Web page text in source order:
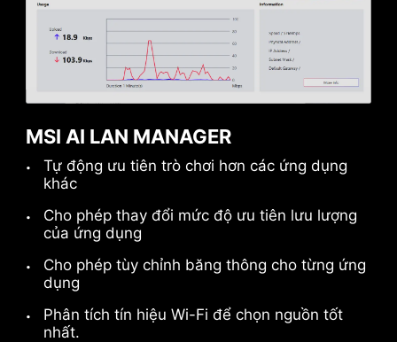
MSI AI LAN MANAGER
Tự động ưu tiên trò chơi hơn các ứng dụng
khác
Cho phép thay đổi mức độ ưu tiên lưu lượng
của ứng dụng
Cho phép tùy chỉnh băng thông cho từng ứng
dụng
Phân tích tín hiệu Wi-Fi để chọn nguồn tốt
nhất.
*Card MSI THUNDERBOLTM5 chỉ mang tính chất minh
họa và không bao gồm trong gói sản phẩm.